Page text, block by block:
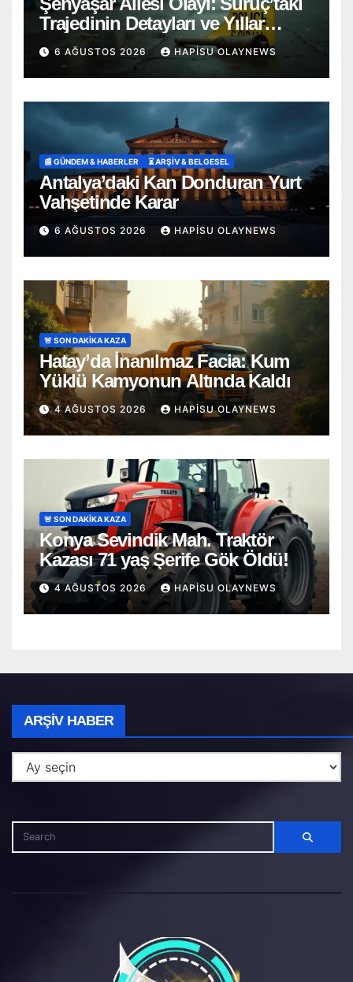
Trajedinin Detayları ve Yıllar
Süren Adalet Mücadelesi
6 AĞUSTOS 2026 HAPISU OLAYNEWS
📰 GÜNDEM & HABERLER ⏳ ARŞİV & BELGESEL
Antalya’daki Kan Donduran Yurt
Vahşetinde Karar
6 AĞUSTOS 2026 HAPISU OLAYNEWS
🚨 SON DAKİKA KAZA
Hatay’da İnanılmaz Facia: Kum
Yüklü Kamyonun Altında Kaldı
4 AĞUSTOS 2026 HAPISU OLAYNEWS
🚨 SON DAKİKA KAZA
Konya Sevindik Mah. Traktör
Kazası 71 yaş Şerife Gök Öldü!
4 AĞUSTOS 2026 HAPISU OLAYNEWS
ARŞIV HABER
Haber